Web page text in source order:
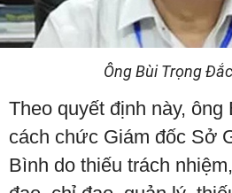
Ông Bùi Trọng
Theo quyết định này,
cách chức Giám đốc Sở
Bình do thiếu trách